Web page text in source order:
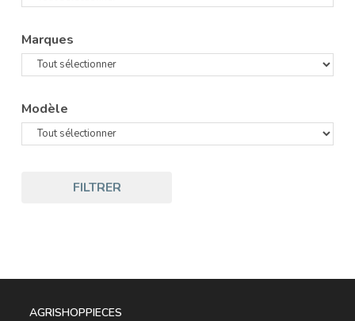
Marques
Modèle
FILTRER
AGRISHOPPIECES